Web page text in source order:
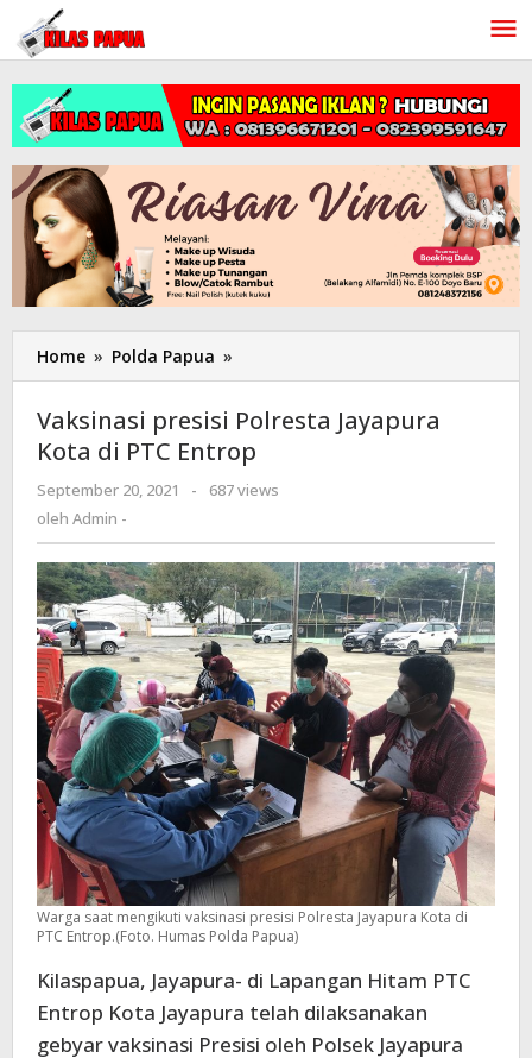
Lewati
konten
Home » Polda Papua »
presisi
Polresta
Jayapura
Kota
di
Vaksinasi presisi Polresta Jayapura
Kota di PTC Entrop
September 20, 2021
oleh
-
687 views
oleh Admin -
Warga saat mengikuti vaksinasi presisi Polresta Jayapura Kota di
PTC Entrop.(Foto. Humas Polda Papua)
Kilaspapua, Jayapura- di Lapangan Hitam PTC
Entrop Kota Jayapura telah dilaksanakan
gebyar vaksinasi Presisi oleh Polsek Jayapura